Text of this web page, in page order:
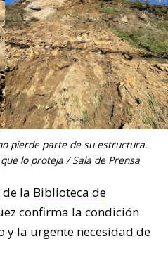
pierde parte de su estructura.
lo proteja / Sala de Prensa
la Biblioteca de
confirma la condición
y la urgente necesidad de